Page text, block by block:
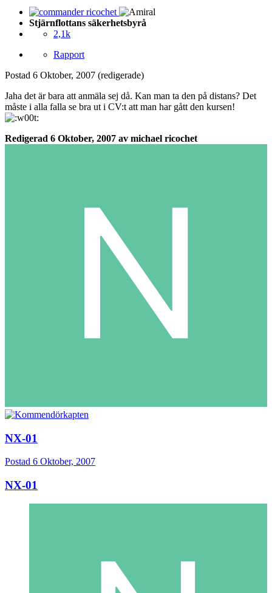
Stjärnflottans säkerhetsbyrå
2,1k
Rapport
Postad 6 Oktober, 2007 (redigerade)
Jaha det är bara att anmäla sej då. Kan man ta den på distans? Det
måste i alla falla se bra ut i CV:t att man har gått den kursen!
Redigerad 6 Oktober, 2007 av michael ricochet
NX-01
Postad 6 Oktober, 2007
NX-01